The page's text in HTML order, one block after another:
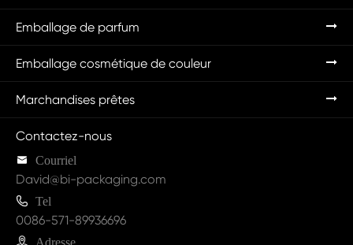
Emballage de parfum
Emballage cosmétique de couleur
Marchandises prêtes
Contactez-nous
 Courriel
David@bi-packaging.com
 Tel
0086-571-89936696
